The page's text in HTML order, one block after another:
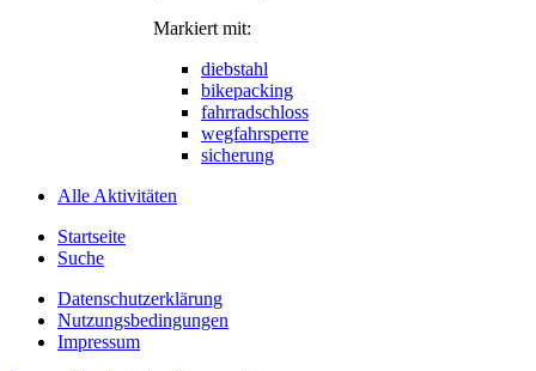
Markiert mit:
diebstahl
bikepacking
fahrradschloss
wegfahrsperre
sicherung
Alle Aktivitäten
Startseite
Suche
Datenschutzerklärung
Nutzungsbedingungen
Impressum